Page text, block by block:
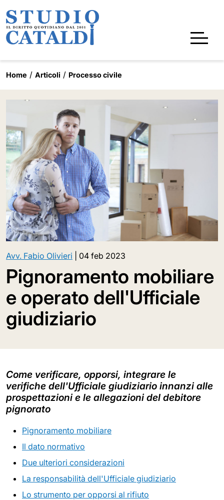
Home Articoli Processo civile
Avv. Fabio Olivieri 04 feb 2023
Pignoramento mobiliare
e operato dell'Ufficiale
giudiziario
Come verificare, opporsi, integrare le
verifiche dell'Ufficiale giudiziario innanzi alle
prospettazioni e le allegazioni del debitore
pignorato
Pignoramento mobiliare
Il dato normativo
Due ulteriori considerazioni
La responsabilità dell'Ufficiale giudiziario
Lo strumento per opporsi al rifiuto